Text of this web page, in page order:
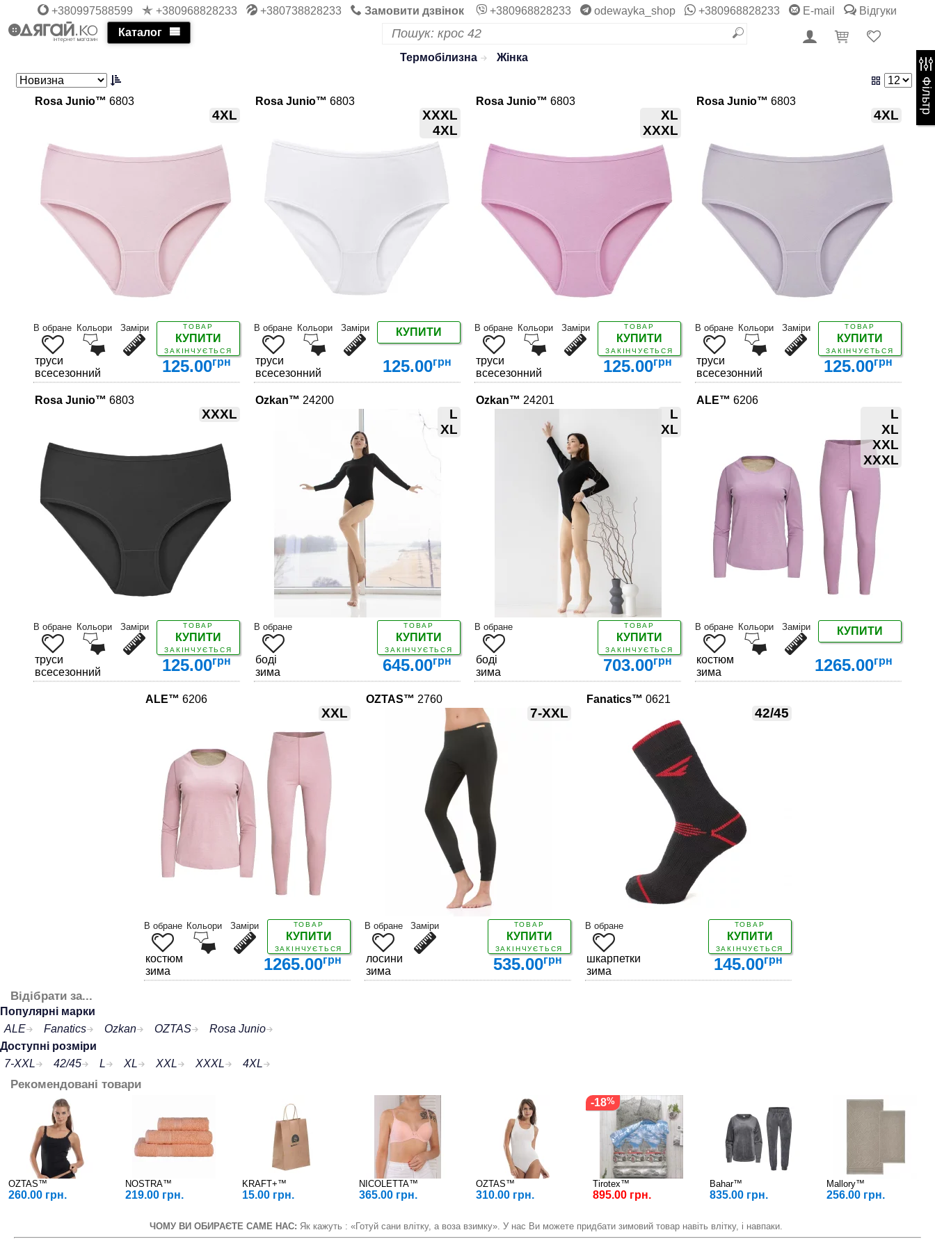
+380997588599 +380968828233 +380738828233 Замовити дзвінок +380968828233 odewayka_shop +380968828233 E-mail
Відгуки
Каталог
Фільтр
Термобілизна Жінка
Rosa Junio™ 6803
4XL
В обране Кольори Заміри ТОВАР
КУПИТИ
ЗАКІНЧУЄТЬСЯ
труси
всесезонний
125.00грн
Rosa Junio™ 6803
XXXL
4XL
В обране Кольори Заміри КУПИТИ
труси
всесезонний
125.00грн
ДЕТАЛЬНІШЕ
Rosa Junio™ 6803
XL
XXXL
В обране Кольори Заміри ТОВАР
КУПИТИ
ЗАКІНЧУЄТЬСЯ
труси
всесезонний
125.00грн
ДЕТАЛЬНІШЕ
Rosa Junio™ 6803
4XL
В обране Кольори Заміри ТОВАР
КУПИТИ
ЗАКІНЧУЄТЬСЯ
труси
всесезонний
125.00грн
ДЕТАЛЬНІШЕ
Rosa Junio™ 6803
XXXL
В обране Кольори Заміри ТОВАР
КУПИТИ
ЗАКІНЧУЄТЬСЯ
труси
всесезонний
125.00грн
ДЕТАЛЬНІШЕ
Ozkan™ 24200
L
XL
В обране ТОВАР
КУПИТИ
ЗАКІНЧУЄТЬСЯ
боді
зима
645.00грн
ДЕТАЛЬНІШЕ
Ozkan™ 24201
L
XL
В обране ТОВАР
КУПИТИ
ЗАКІНЧУЄТЬСЯ
боді
зима
703.00грн
ALE™ 6206
L
XL
XXL
XXXL
В обране Кольори Заміри КУПИТИ
костюм
зима
1265.00грн
ALE™ 6206
XXL
В обране Кольори Заміри ТОВАР
КУПИТИ
ЗАКІНЧУЄТЬСЯ
костюм
зима
1265.00грн
ДЕТАЛЬНІШЕ
OZTAS™ 2760
7-XXL
В обране Заміри ТОВАР
КУПИТИ
ЗАКІНЧУЄТЬСЯ
лосини
зима
535.00грн
Fanatics™ 0621
42/45
В обране ТОВАР
КУПИТИ
ЗАКІНЧУЄТЬСЯ
шкарпетки
зима
145.00грн
Відібрати за...
Популярні марки
ALE
Fanatics Ozkan OZTAS
Rosa Junio
Доступні розміри
7-XXL
42/45 L XL XXL XXXL 4XL
Рекомендовані товари
OZTAS™
260.00 грн.
NOSTRA™
219.00 грн.
KRAFT+™
15.00 грн.
NICOLETTA™
365.00 грн.
OZTAS™
310.00 грн.
-18
Tirotex™
895.00 грн.
Bahar™
835.00 грн.
Mallory™
256.00 грн.
ЧОМУ ВИ ОБИРАЄТЕ САМЕ НАС: Як кажуть : «Готуй сани влітку, а воза взимку». У нас Ви можете придбати зимовий товар навіть влітку, і навпаки.